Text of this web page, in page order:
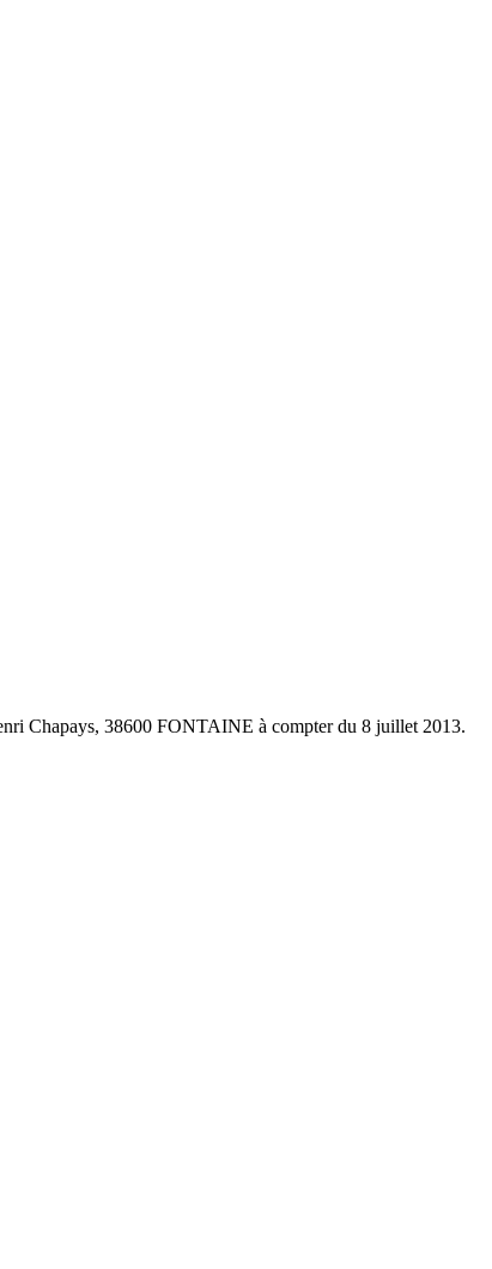
Chapays, 38600 FONTAINE à compter du 8 juillet 2013.